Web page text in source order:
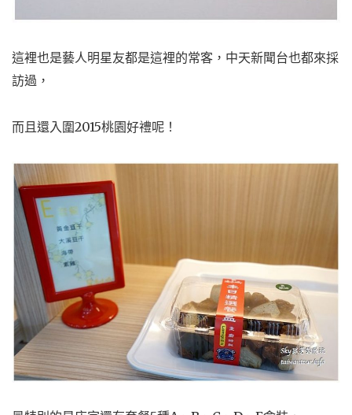
這裡也是藝人明星友都是這裡的常客，中天新聞台也都來採
訪過，
而且還入圍2015桃園好禮呢！